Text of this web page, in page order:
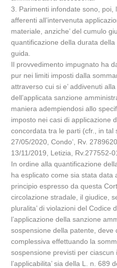
3. Parimenti infondate sono, poi,
afferenti all’intervenuta
materiale, anziche’ del cumulo
quantificazione della durata
guida.
Il provvedimento impugnato ha
pur nei limiti imposti dalla
attraverso cui si e’ addivenuti
dell’applicata sanzione
maniera adempiendosi allo
imposto nei casi di applicazione
concordata tra le parti (cfr., in tal
27/05/2020, Condo’, Rv.
13/11/2019, Letizia, Rv.277552-
In ordine alla quantificazione
ha esplicato come sia stata data
principio espresso da questa
circolazione stradale, il giudice,
pluralita’ di violazioni del Codice
l’applicazione della sanzione
sospensione della patente, deve
complessiva effettuando la
sospensione previsti per
l’applicabilita’ sia della L. n. 689